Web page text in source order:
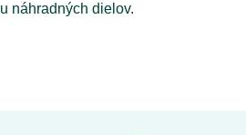
náhradných dielov.